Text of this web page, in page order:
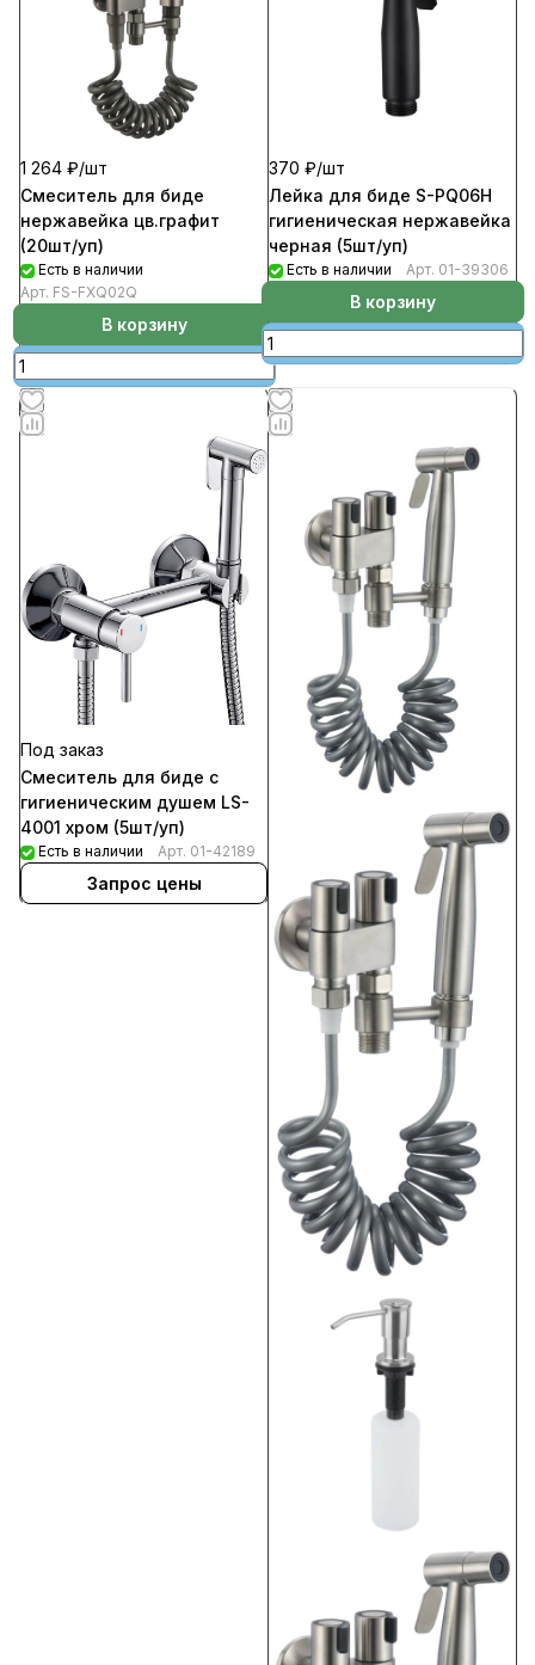
1 264 ₽/шт
Смеситель для биде
нержавейка цв.графит
(20шт/уп)
Есть в наличии
Арт. FS-FXQ02Q
В корзину
370 ₽/шт
Лейка для биде S-PQ06H
гигиеническая нержавейка
черная (5шт/уп)
Есть в наличии Арт. 01-39306
В корзину
Под заказ
Смеситель для биде с
гигиеническим душем LS-
4001 хром (5шт/уп)
Есть в наличии Арт. 01-42189
Запрос цены